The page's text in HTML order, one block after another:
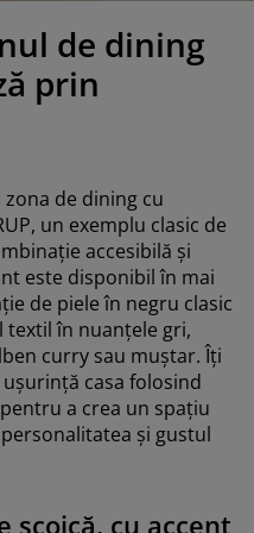
de dining
prin
de dining cu
un exemplu clasic de
accesibilă și
este disponibil în mai
de piele în negru clasic
textil în nuanțele gri,
curry sau muștar. Îți
casa folosind
pentru a crea un spațiu
și gustul
scoică, cu accent